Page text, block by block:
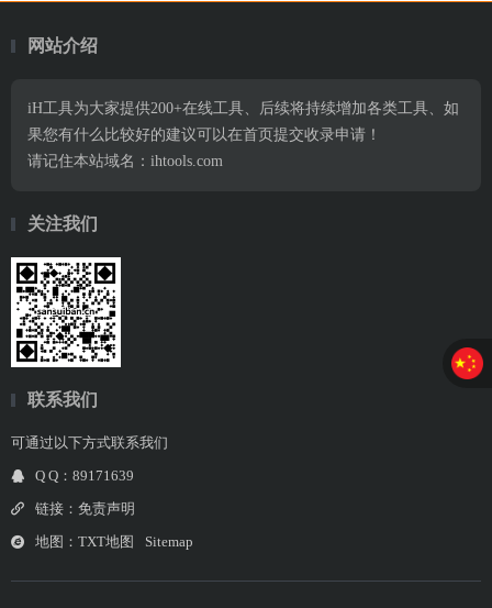
网站介绍
iH工具为大家提供200+在线工具、后续将持续增加各类工具、如
果您有什么比较好的建议可以在首页提交收录申请！
请记住本站域名：ihtools.com
关注我们
联系我们
可通过以下方式联系我们
Q Q：89171639
链接： 免责声明
地图： TXT地图 Sitemap